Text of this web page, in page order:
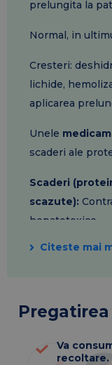
prelungita la
Normal, in
Cresteri:
lichide,
aplicarea
Unele
scaderi ale
Scaderi
scazute):
hepatotoxice
Cresteri
Citeste mai
Va
recoltare.